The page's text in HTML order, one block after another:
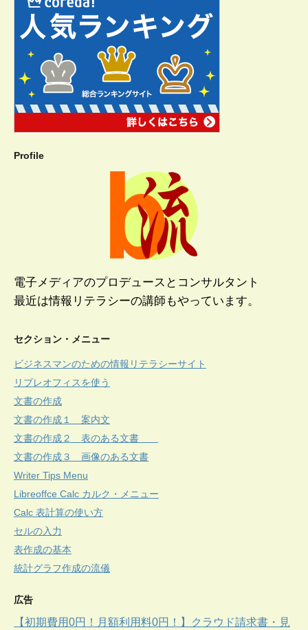
Profile
電子メディアのプロデュースとコンサルタント
最近は情報リテラシーの講師もやっています。
セクション・メニュー
ビジネスマンのための情報リテラシーサイト
リブレオフィスを使う
文書の作成
文書の作成１ 案内文
文書の作成２ 表のある文書
文書の作成３ 画像のある文書
Writer Tips Menu
Libreoffce Calc カルク・メニュー
Calc 表計算の使い方
セルの入力
表作成の基本
統計グラフ作成の流儀
広告
【初期費用0円！月額利用料0円！】クラウド請求書・見